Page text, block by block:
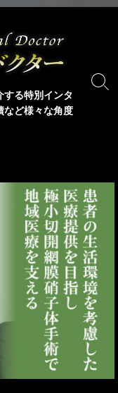
する特別インタ
など様々な角度
検